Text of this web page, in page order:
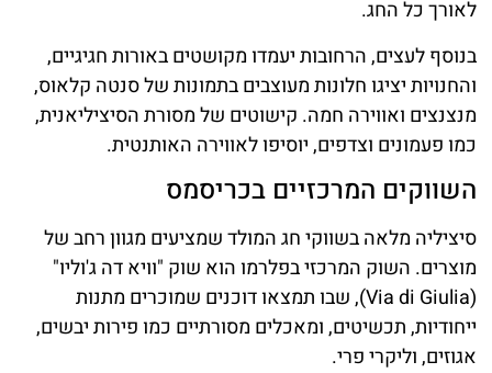
לאורך כל החג.
בנוסף לעצים, הרחובות יעמדו מקושטים באורות חגיגיים,
והחנויות יציגו חלונות מעוצבים בתמונות של סנטה קלאוס,
מנצנצים ואווירה חמה. קישוטים של מסורת הסיציליאנית,
כמו פעמונים וצדפים, יוסיפו לאווירה האותנטית.
השווקים המרכזיים בכריסמס
סיציליה מלאה בשווקי חג המולד שמציעים מגוון רחב של
מוצרים. השוק המרכזי בפלרמו הוא שוק "וויא דה ג'וליו"
(Via di Giulia), שבו תמצאו דוכנים שמוכרים מתנות
ייחודיות, תכשיטים, ומאכלים מסורתיים כמו פירות יבשים,
אגוזים, וליקרי פרי.